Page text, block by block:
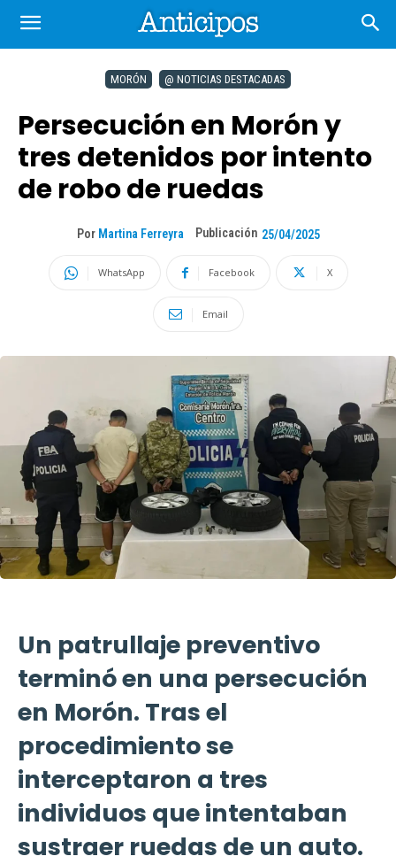
MORÓN @ NOTICIAS DESTACADAS
Persecución en Morón y
tres detenidos por intento
de robo de ruedas
Por Martina Ferreyra Publicación 25/04/2025
WhatsApp Facebook X
Email
Un patrullaje preventivo
terminó en una persecución
en Morón. Tras el
procedimiento se
interceptaron a tres
individuos que intentaban
sustraer ruedas de un auto.